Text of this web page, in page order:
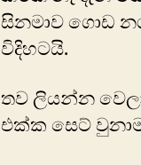
සිනමාව ගොඩ
විදිහටයි.
තව ලියන්න
එක්ක සෙට්